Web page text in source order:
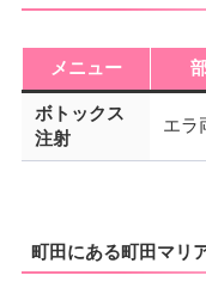
メニュー
ボトックス
注射
エラ
町田にある町田マリ